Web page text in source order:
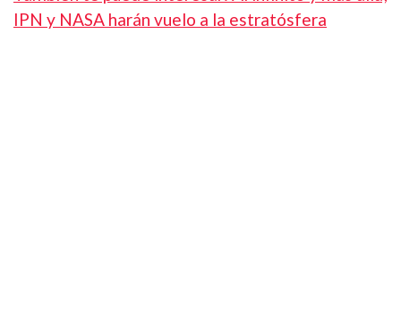
IPN y NASA harán vuelo a la estratósfera